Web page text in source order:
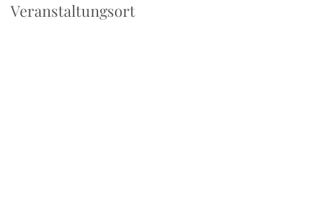
Veranstaltungsort